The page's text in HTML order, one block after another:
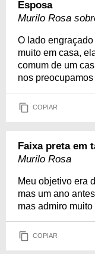
Esposa
Murilo Rosa
O lado
muito em casa,
comum de um
nos
COPIAR
Faixa preta em
Murilo Rosa
Meu objetivo era
mas um ano
mas admiro muito
COPIAR